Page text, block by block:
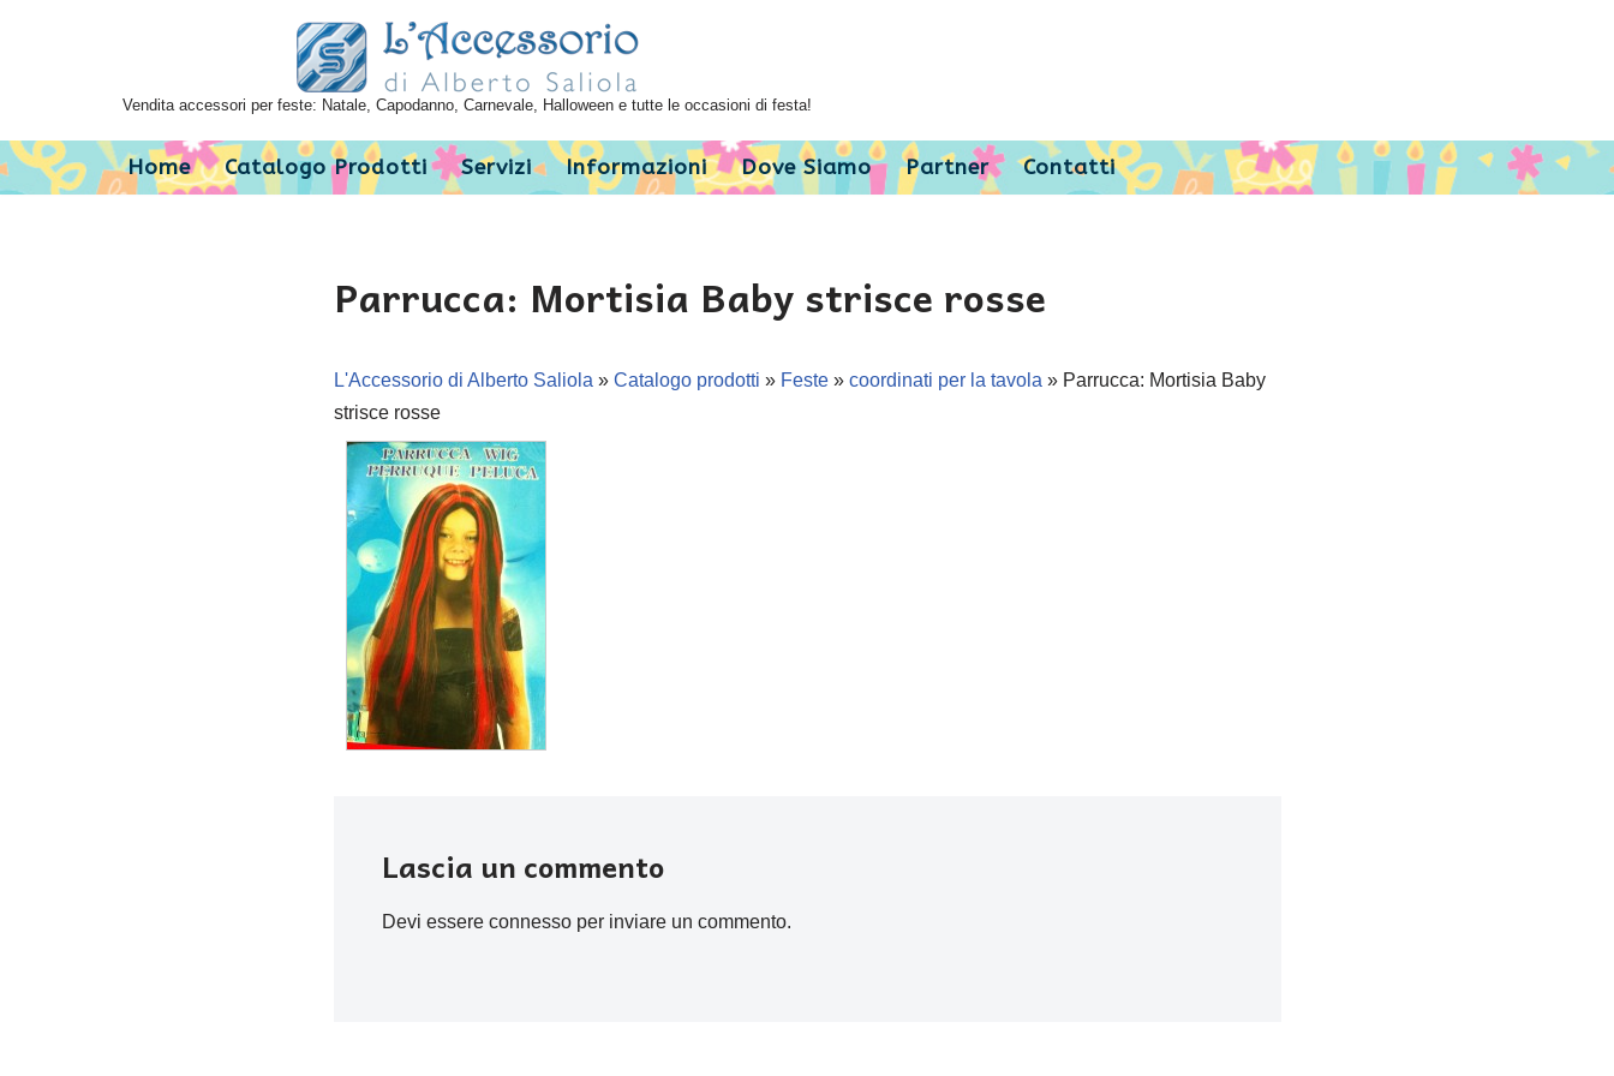
Vendita accessori per feste: Natale, Capodanno, Carnevale, Halloween e tutte le occasioni di festa!
Home Catalogo Prodotti Servizi Informazioni Dove Siamo Partner Contatti
Parrucca: Mortisia Baby strisce rosse
L'Accessorio di Alberto Saliola » Catalogo prodotti » Feste» coordinati per la tavola » Parrucca: Mortisia Baby
strisce rosse
Lascia un commento
Devi essere connessoper inviare un commento.